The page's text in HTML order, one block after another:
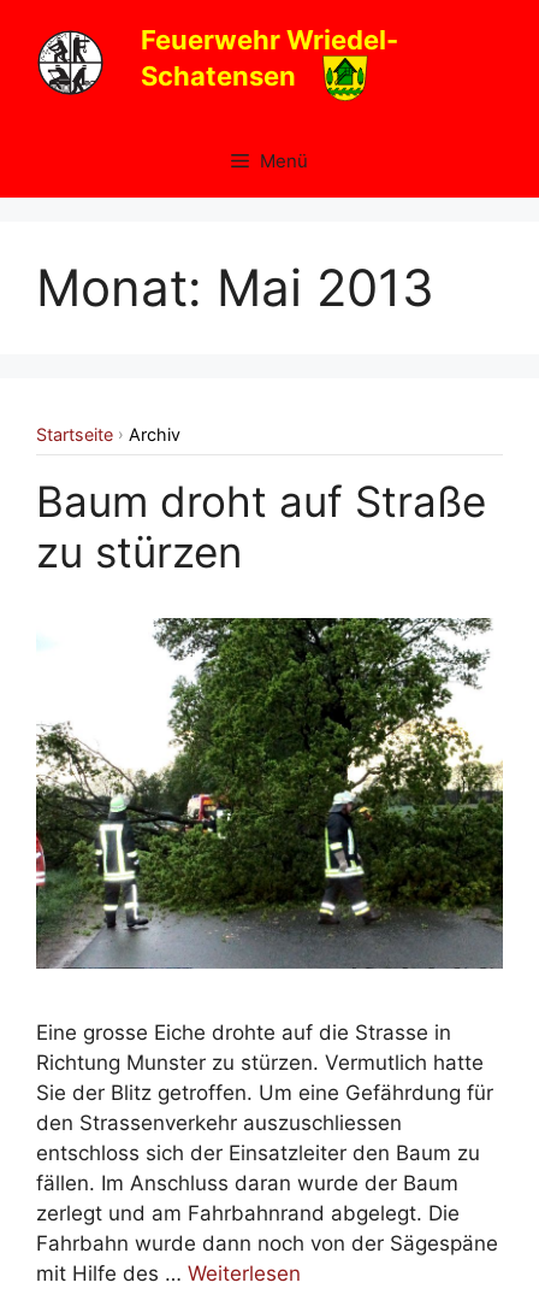
Inhalt
springen
Feuerwehr Wriedel-
Schatensen
Menü
Monat: Mai 2013
Startseite › Archiv
Baum droht auf Straße
zu stürzen
Eine grosse Eiche drohte auf die Strasse in
Richtung Munster zu stürzen. Vermutlich hatte
Sie der Blitz getroffen. Um eine Gefährdung für
den Strassenverkehr auszuschliessen
entschloss sich der Einsatzleiter den Baum zu
fällen. Im Anschluss daran wurde der Baum
zerlegt und am Fahrbahnrand abgelegt. Die
Fahrbahn wurde dann noch von der Sägespäne
mit Hilfe des … Weiterlesen